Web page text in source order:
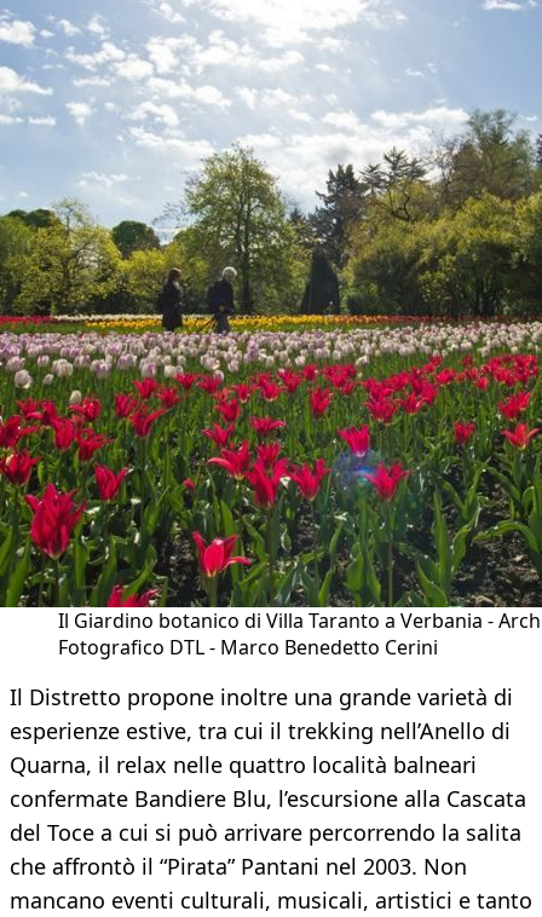
Il Giardino botanico di Villa Taranto a Verbania -
Fotografico DTL - Marco Benedetto Cerini
Il Distretto propone inoltre una grande varietà di
esperienze estive, tra cui il trekking nell’Anello di
Quarna, il relax nelle quattro località balneari
confermate Bandiere Blu, l’escursione alla Cascata
del Toce a cui si può arrivare percorrendo la salita
che affrontò il “Pirata” Pantani nel 2003. Non
mancano eventi culturali, musicali, artistici e tanto